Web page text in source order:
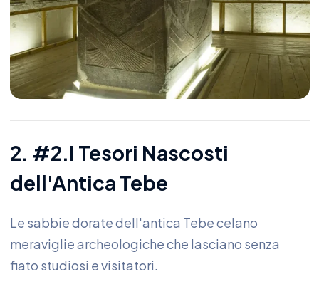
2. #2.I Tesori Nascosti
dell'Antica Tebe
Le sabbie dorate dell'antica Tebe celano
meraviglie archeologiche che lasciano senza
fiato studiosi e visitatori.